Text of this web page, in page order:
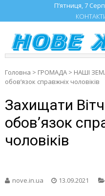
content
П’ятниця, 7
Головна > ГРОМАДА > НАШІ
обов’язок справжніх чоловіків
Захищати
обов’язок
чоловіків
nove.in.ua 13.09.2021